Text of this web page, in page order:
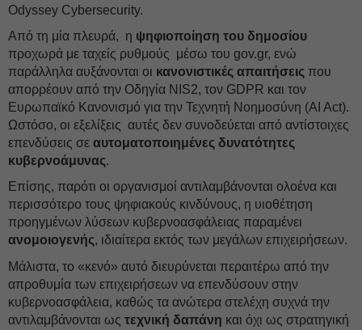
Odyssey Cybersecurity.
Από τη μία πλευρά, η ψηφιοποίηση του δημοσίου
προχωρά με ταχείς ρυθμούς μέσω του gov.gr, ενώ
παράλληλα αυξάνονται οι κανονιστικές απαιτήσεις που
απορρέουν από την Οδηγία NIS2, τον GDPR και τον
Ευρωπαϊκό Κανονισμό για την Τεχνητή Νοημοσύνη (AI Act).
Ωστόσο, οι εξελίξεις αυτές δεν συνοδεύεται από αντίστοιχες
επενδύσεις σε αυτοματοποιημένες δυνατότητες
κυβερνοάμυνας.
Επίσης, παρότι οι οργανισμοί αντιλαμβάνονται ολοένα και
περισσότερο τους ψηφιακούς κινδύνους, η υιοθέτηση
προηγμένων λύσεων κυβερνοασφάλειας παραμένει
ανομοιογενής, ιδιαίτερα εκτός των μεγάλων επιχειρήσεων.
Μάλιστα, το «κενό» αυτό διευρύνεται περαιτέρω από την
απροθυμία των επιχειρήσεων να επενδύσουν στην
κυβερνοασφάλεια, καθώς τα ανώτερα στελέχη συχνά την
αντιλαμβάνονται ως τεχνική δαπάνη και όχι ως στρατηγική